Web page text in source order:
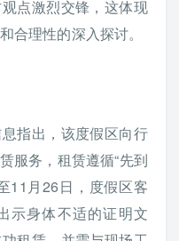
点激烈交锋，这体现
合理性的深入探讨。
指出，该度假区向行
服务，租赁遵循“先到
11月26日，度假区客
示身体不适的证明文